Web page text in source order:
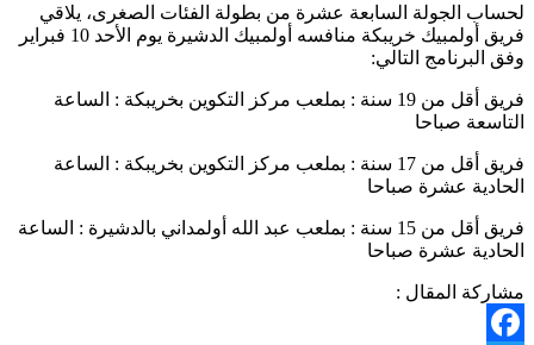
لحساب الجولة السابعة عشرة من بطولة الفئات الصغرى، يلاقي
فريق أولمبيك خريبكة منافسه أولمبيك الدشيرة يوم الأحد 10 فبراير
وفق البرنامج التالي:
فريق أقل من 19 سنة : بملعب مركز التكوين بخريبكة : الساعة
التاسعة صباحا
فريق أقل من 17 سنة : بملعب مركز التكوين بخريبكة : الساعة
الحادية عشرة صباحا
فريق أقل من 15 سنة : بملعب عبد الله أولمداني بالدشيرة : الساعة
الحادية عشرة صباحا
مشاركة المقال :